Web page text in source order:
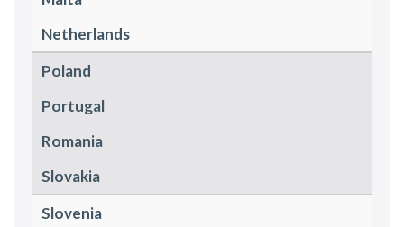
Netherlands
Poland
Portugal
Romania
Slovakia
Slovenia